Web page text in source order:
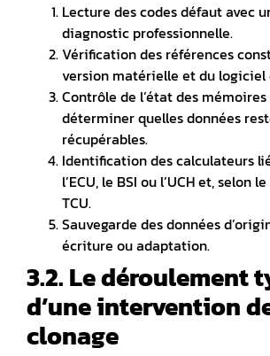
Lecture des codes défaut avec
diagnostic professionnelle.
Vérification des références
version matérielle et du logiciel
Contrôle de l’état des mémoires
déterminer quelles données
récupérables.
Identification des calculateurs
l’ECU, le BSI ou l’UCH et, selon
TCU.
Sauvegarde des données
écriture ou adaptation.
3.2. Le déroulement
d’une intervention
clonage